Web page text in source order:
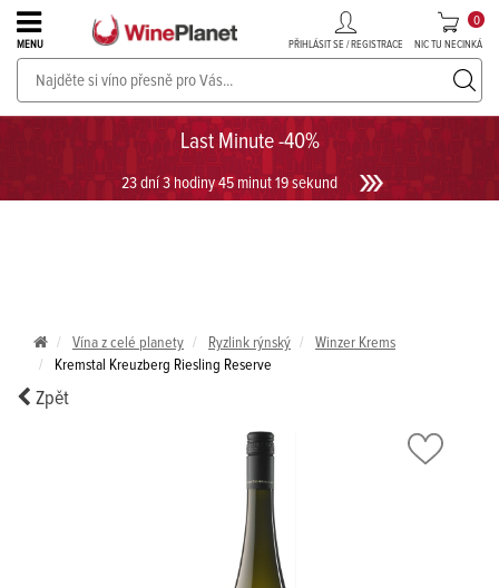
Last Minute -40%
23 dní 3 hodiny 45 minut 19 sekund
MENU PŘIHLÁSIT SE / REGISTRACE NIC TU NECINKÁ
0
PROSECCO v akci až do -30%!UKÁZAT PROSECCO
Vína z celé planety Ryzlink rýnský
Winzer Krems
Kremstal Kreuzberg Riesling Reserve
Zpět